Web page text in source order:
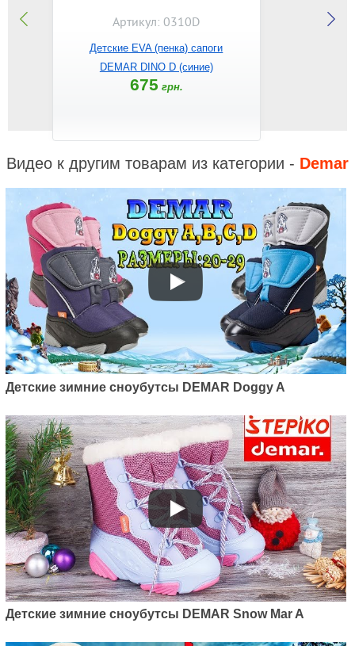
Артикул: 0310D
Детские EVA (пенка) сапоги
DEMAR DINO D (синие)
675 грн.
Видео к другим товарам из категории - Demar
Детские зимние сноубутсы DEMAR Doggy A
Детские зимние сноубутсы DEMAR Snow Mar A